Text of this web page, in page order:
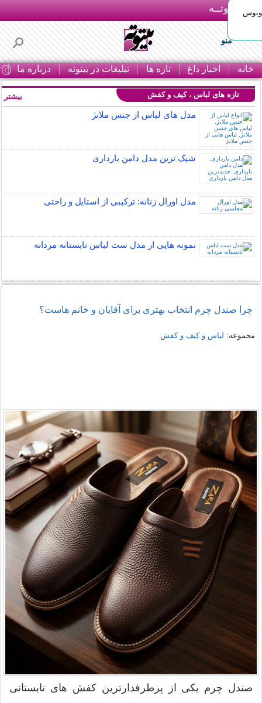
بـیتوتــه
منو
خانه اخبار داغ تازه ها تبلیغات در بیتوته درباره ما
تازه های لباس ، کیف و کفش
مدل های لباس از جنس ملانژ
شیک ترین مدل دامن بارداری
مدل اورال زنانه: ترکیبی از استایل و راحتی
نمونه هایی از مدل ست لباس تابستانه مردانه
نمونه هایی از مدل یقه شومیز
بیشتر
چرا صندل چرم انتخاب بهتری برای آقایان و خانم هاست؟
مجموعه: لباس و کیف و کفش
صندل چرم یکی از پرطرفدارترین کفش های تابستانی